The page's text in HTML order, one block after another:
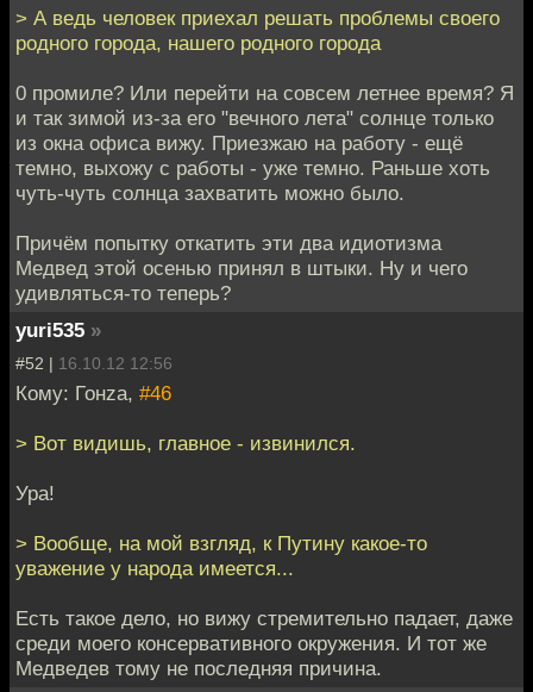
> А ведь человек приехал решать проблемы своего
родного города, нашего родного города
0 промиле? Или перейти на совсем летнее время? Я
и так зимой из-за его "вечного лета" солнце только
из окна офиса вижу. Приезжаю на работу - ещё
темно, выхожу с работы - уже темно. Раньше хоть
чуть-чуть солнца захватить можно было.
Причём попытку откатить эти два идиотизма
Медвед этой осенью принял в штыки. Ну и чего
удивляться-то теперь?
yuri535 »
#52 | 16.10.12 12:56
Кому: Гонzа, #46
> Вот видишь, главное - извинился.
Ура!
> Вообще, на мой взгляд, к Путину какое-то
уважение у народа имеется...
Есть такое дело, но вижу стремительно падает, даже
среди моего консервативного окружения. И тот же
Медведев тому не последняя причина.